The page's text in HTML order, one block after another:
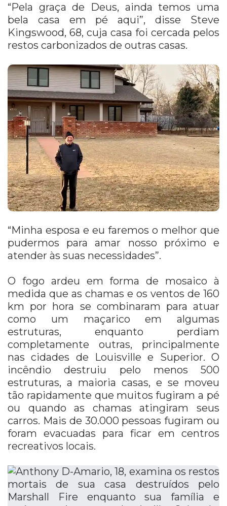
“Pela graça de Deus, ainda temos uma
bela casa em pé aqui”, disse Steve
Kingswood, 68, cuja casa foi cercada pelos
restos carbonizados de outras casas.
“Minha esposa e eu faremos o melhor que
pudermos para amar nosso próximo e
atender às suas necessidades”.
O fogo ardeu em forma de mosaico à
medida que as chamas e os ventos de 160
km por hora se combinaram para atuar
como um maçarico em algumas
estruturas, enquanto perdiam
completamente outras, principalmente
nas cidades de Louisville e Superior. O
incêndio destruiu pelo menos 500
estruturas, a maioria casas, e se moveu
tão rapidamente que muitos fugiram a pé
ou quando as chamas atingiram seus
carros. Mais de 30.000 pessoas fugiram ou
foram evacuadas para ficar em centros
recreativos locais.